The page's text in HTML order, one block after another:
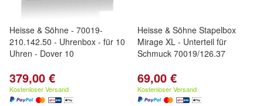
Heisse & Söhne - 70019-
210.142.50 - Uhrenbox - für 10
Uhren - Dover 10
379,00 €
Kostenloser Versand
Heisse & Söhne Stapelbox
Mirage XL - Unterteil für
Schmuck 70019/126.37
69,00 €
Kostenloser Versand